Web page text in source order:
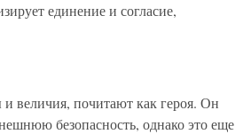
единение и согласие,
величия, почитают как героя. Он
безопасность, однако это еще